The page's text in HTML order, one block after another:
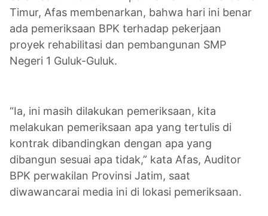
Timur, Afas membenarkan, bahwa hari ini benar
ada pemeriksaan BPK terhadap pekerjaan
proyek rehabilitasi dan pembangunan SMP
Negeri 1 Guluk-Guluk.
“Ia, ini masih dilakukan pemeriksaan, kita
melakukan pemeriksaan apa yang tertulis di
kontrak dibandingkan dengan apa yang
dibangun sesuai apa tidak,” kata Afas, Auditor
BPK perwakilan Provinsi Jatim, saat
diwawancarai media ini di lokasi pemeriksaan.